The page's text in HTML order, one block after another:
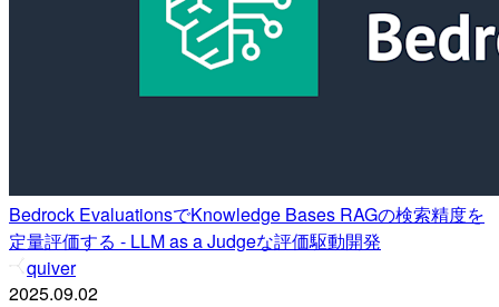
Bedrock EvaluationsでKnowledge Bases RAGの検索精度を
定量評価する - LLM as a Judgeな評価駆動開発
quiver
2025.09.02